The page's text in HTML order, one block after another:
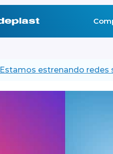
Estamos estrenando redes